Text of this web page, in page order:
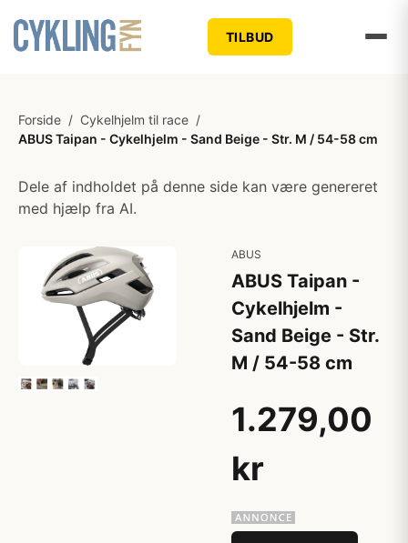
TILBUD
Forside / Cykelhjelm til race /
ABUS Taipan - Cykelhjelm - Sand Beige - Str. M / 54-58 cm
Dele af indholdet på denne side kan være genereret
med hjælp fra AI.
ABUS
ABUS Taipan -
Cykelhjelm -
Sand Beige - Str.
M / 54-58 cm
1.279,00
kr